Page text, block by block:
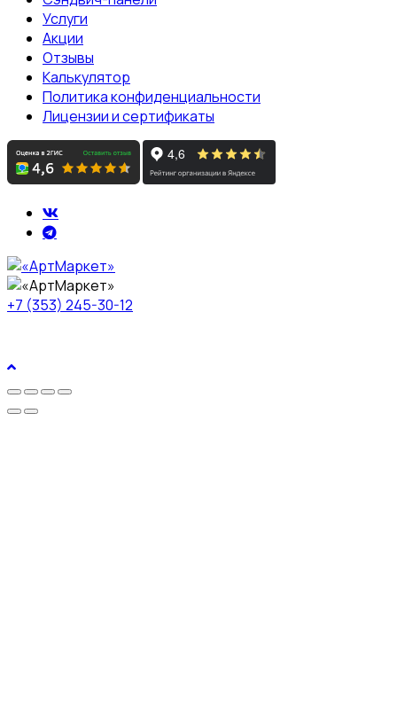
Услуги
Акции
Отзывы
Калькулятор
Политика конфиденциальности
Лицензии и сертификаты
+7 (353) 245-30-12